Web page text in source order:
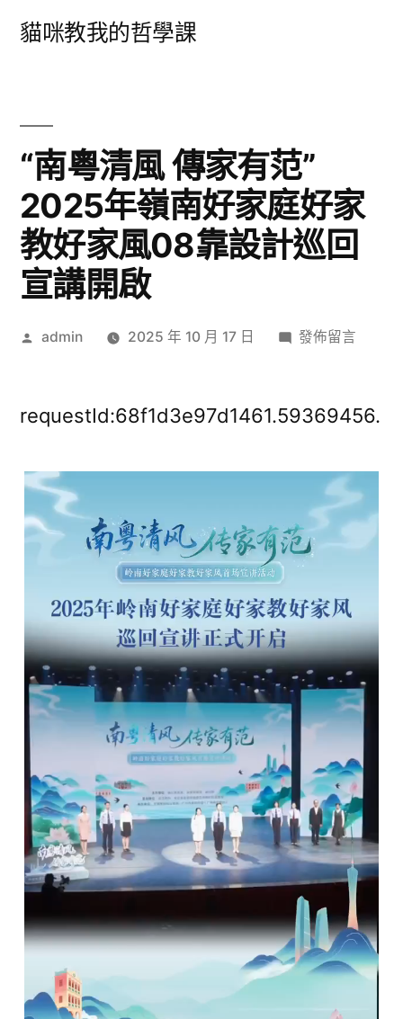
貓咪教我的哲學課
“南粵清風 傳家有范”
2025年嶺南好家庭好家
教好家風08靠設計巡回
宣講開啟
作
admin 2025 年 10 月 17 日
在
清
有
范”
2025
嶺
南
好
家
庭
教
好
家
風
08
靠
設
計
發佈留言
requestId:68f1d3e97d1461.59369456.